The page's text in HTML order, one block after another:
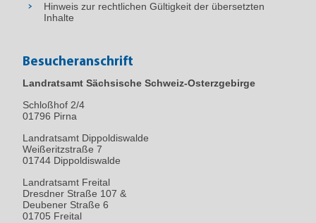
Hinweis zur rechtlichen Gültigkeit der übersetzten
Inhalte
Besucheranschrift
Landratsamt Sächsische Schweiz-Osterzgebirge
Schloßhof 2/4
01796 Pirna
Landratsamt Dippoldiswalde
Weißeritzstraße 7
01744 Dippoldiswalde
Landratsamt Freital
Dresdner Straße 107 &
Deubener Straße 6
01705 Freital